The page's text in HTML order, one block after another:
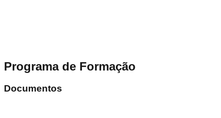
Programa de Formação
Documentos